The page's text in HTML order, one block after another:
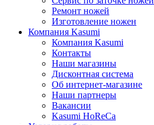
Ремонт ножей
Изготовление ножен
Компания Kasumi
Компания Kasumi
Контакты
Наши магазины
Дисконтная система
Об интернет-магазине
Наши партнеры
Вакансии
Kasumi HoReCa